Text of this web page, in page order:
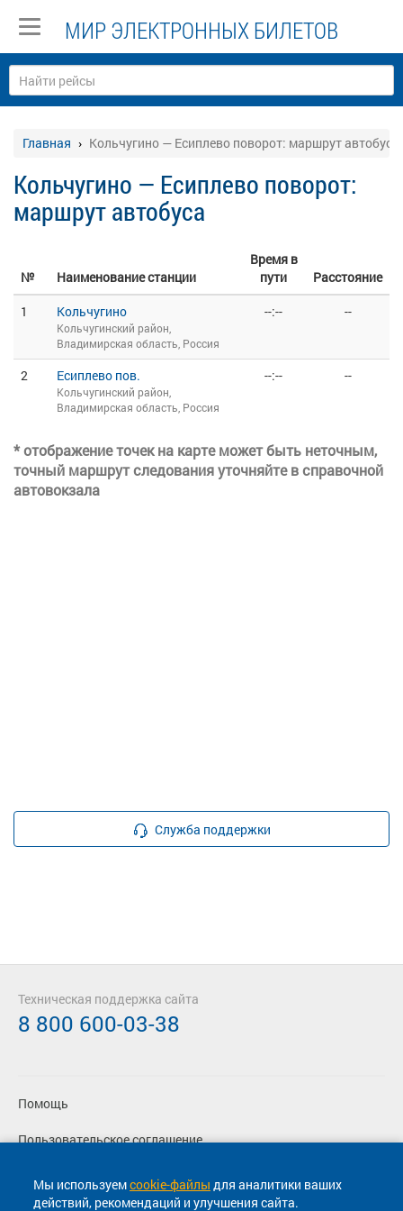
МИР ЭЛЕКТРОННЫХ БИЛЕТОВ
Главная Кольчугино — Есиплево поворот: маршрут автобуса
Кольчугино — Есиплево поворот:
маршрут автобуса
№ Наименование станции
Время в
пути
Расстояние
1
Кольчугино
Кольчугинский район,
Владимирская область, Россия
--:-- --
2 Есиплево пов.
Кольчугинский район,
Владимирская область, Россия
--:-- --
* отображение точек на карте может быть неточным,
точный маршрут следования уточняйте в справочной
автовокзала
Служба поддержки
Мы используемcookie-файлы для аналитики ваших
действий, рекомендаций и улучшения сайта.
Помощь
Пользовательское соглашение
Политика конфиденциальности
Техническая поддержка сайта
8 800 600-03-38